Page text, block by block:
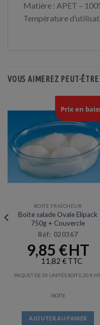
Matière : APET –
Température
VOUS AIMEREZ PEUT-
Prix en
BOITE FRAÎCHEUR
Boite salade Ovale Elipack
750g + Couvercle
Réf: 020367
9,85 €
11,82 €
PAQUET DE 50 UNITÉS SOIT0,20 €
/BOÎTE
AJOUTER AU PANIER